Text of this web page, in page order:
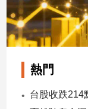
【我
的
觀
點】
熱門